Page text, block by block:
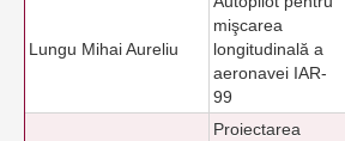
Lungu Mihai Aureliu
mişcarea
longitudinală a
aeronavei IAR-
99
Proiectarea